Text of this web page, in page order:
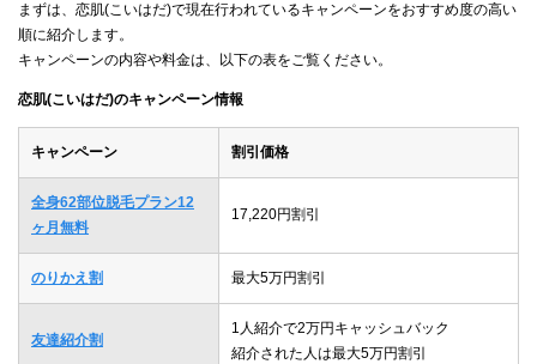
まずは、恋肌(こいはだ)で現在行われているキャンペーンをおすすめ度の高い
順に紹介します。
キャンペーンの内容や料金は、以下の表をご覧ください。
恋肌(こいはだ)のキャンペーン情報
キャンペーン 割引価格
全身62部位脱毛プラン12
ヶ月無料
17,220円割引
のりかえ割 最大5万円割引
友達紹介割
1人紹介で2万円キャッシュバック
紹介された人は最大5万円割引